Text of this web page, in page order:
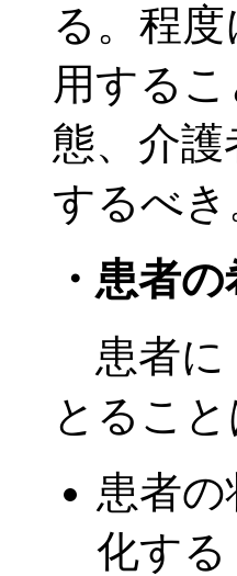
る。程
用する
態、介
するべき
・患者
患者に
とるこ
患者
化する